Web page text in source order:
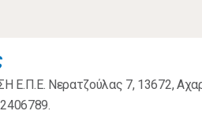
Ε.Π.Ε. Νερατζούλας 7, 13672,